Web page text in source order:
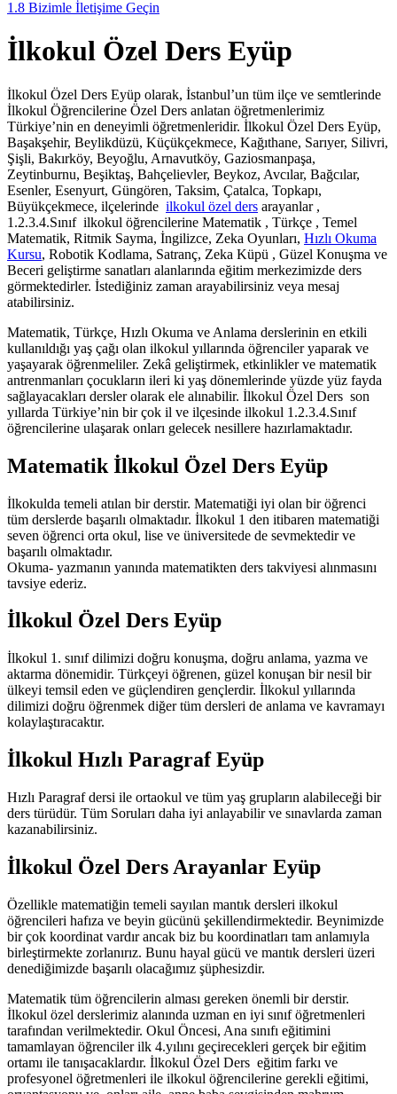
1.8 Bizimle İletişime Geçin
İlkokul Özel Ders Eyüp
İlkokul Özel Ders Eyüp olarak, İstanbul’un tüm ilçe ve semtlerinde
İlkokul Öğrencilerine Özel Ders anlatan öğretmenlerimiz
Türkiye’nin en deneyimli öğretmenleridir. İlkokul Özel Ders Eyüp,
Başakşehir, Beylikdüzü, Küçükçekmece, Kağıthane, Sarıyer, Silivri,
Şişli, Bakırköy, Beyoğlu, Arnavutköy, Gaziosmanpaşa,
Zeytinburnu, Beşiktaş, Bahçelievler, Beykoz, Avcılar, Bağcılar,
Esenler, Esenyurt, Güngören, Taksim, Çatalca, Topkapı,
Büyükçekmece, ilçelerinde ilkokul özel ders arayanlar ,
1.2.3.4.Sınıf ilkokul öğrencilerine Matematik , Türkçe , Temel
Matematik, Ritmik Sayma, İngilizce, Zeka Oyunları, Hızlı Okuma
Kursu, Robotik Kodlama, Satranç, Zeka Küpü , Güzel Konuşma ve
Beceri geliştirme sanatları alanlarında eğitim merkezimizde ders
görmektedirler. İstediğiniz zaman arayabilirsiniz veya mesaj
atabilirsiniz.
Matematik, Türkçe, Hızlı Okuma ve Anlama derslerinin en etkili
kullanıldığı yaş çağı olan ilkokul yıllarında öğrenciler yaparak ve
yaşayarak öğrenmeliler. Zekâ geliştirmek, etkinlikler ve matematik
antrenmanları çocukların ileri ki yaş dönemlerinde yüzde yüz fayda
sağlayacakları dersler olarak ele alınabilir. İlkokul Özel Ders son
yıllarda Türkiye’nin bir çok il ve ilçesinde ilkokul 1.2.3.4.Sınıf
öğrencilerine ulaşarak onları gelecek nesillere hazırlamaktadır.
Matematik İlkokul Özel Ders Eyüp
İlkokulda temeli atılan bir derstir. Matematiği iyi olan bir öğrenci
tüm derslerde başarılı olmaktadır. İlkokul 1 den itibaren matematiği
seven öğrenci orta okul, lise ve üniversitede de sevmektedir ve
başarılı olmaktadır.
Okuma- yazmanın yanında matematikten ders takviyesi alınmasını
tavsiye ederiz.
İlkokul Özel Ders Eyüp
İlkokul 1. sınıf dilimizi doğru konuşma, doğru anlama, yazma ve
aktarma dönemidir. Türkçeyi öğrenen, güzel konuşan bir nesil bir
ülkeyi temsil eden ve güçlendiren gençlerdir. İlkokul yıllarında
dilimizi doğru öğrenmek diğer tüm dersleri de anlama ve kavramayı
kolaylaştıracaktır.
İlkokul Hızlı Paragraf Eyüp
Hızlı Paragraf dersi ile ortaokul ve tüm yaş grupların alabileceği bir
ders türüdür. Tüm Soruları daha iyi anlayabilir ve sınavlarda zaman
kazanabilirsiniz.
İlkokul Özel Ders Arayanlar Eyüp
Özellikle matematiğin temeli sayılan mantık dersleri ilkokul
öğrencileri hafıza ve beyin gücünü şekillendirmektedir. Beynimizde
bir çok koordinat vardır ancak biz bu koordinatları tam anlamıyla
birleştirmekte zorlanırız. Bunu hayal gücü ve mantık dersleri üzeri
denediğimizde başarılı olacağımız şüphesizdir.
Matematik tüm öğrencilerin alması gereken önemli bir derstir.
İlkokul özel derslerimiz alanında uzman en iyi sınıf öğretmenleri
tarafından verilmektedir. Okul Öncesi, Ana sınıfı eğitimini
tamamlayan öğrenciler ilk 4.yılını geçirecekleri gerçek bir eğitim
ortamı ile tanışacaklardır. İlkokul Özel Ders eğitim farkı ve
profesyonel öğretmenleri ile ilkokul öğrencilerine gerekli eğitimi,